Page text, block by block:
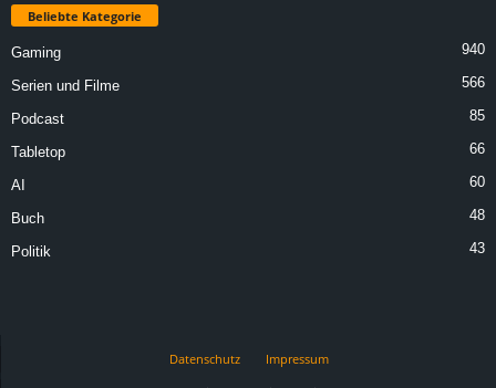
Beliebte Kategorie
Gaming 940
Serien und Filme 566
Podcast 85
Tabletop 66
AI 60
Buch 48
Politik 43
Datenschutz
Impressum